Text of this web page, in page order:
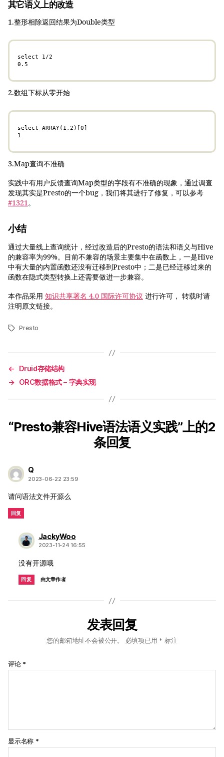
其它语义上的改造
1.整形相除返回结果为Double类型
select 1/2
0.5
2.数组下标从零开始
select ARRAY(1,2)[0]
1
3.Map查询不准确
实践中有用户反馈查询Map类型的字段有不准确的现象，通过调查
发现其实是Presto的一个bug，我们将其进行了修复，可以参考
#1321。
小结
通过大量线上查询统计，经过改造后的Presto的语法和语义与Hive
的兼容率为99%。目前不兼容的场景主要集中在函数上，一是Hive
中有大量的内置函数还没有迁移到Presto中；二是已经迁移过来的
函数在隐式类型转换上还需要做进一步兼容。
本作品采用 知识共享署名 4.0 国际许可协议 进行许可， 转载时请
注明原文链接。
标
Presto
←
Druid存储结构
→ ORC数据格式 – 字典实现
“Presto兼容Hive语法语义实践”上的2
条回复
Q说：
2023-06-22 23:59
请问语法文件开源么
回复
JackyWoo说：
2023-11-24 16:55
没有开源哦
回复 由文章作者
发表回复
您的邮箱地址不会被公开。 必填项已用 * 标注
评论 *
显示名称 *